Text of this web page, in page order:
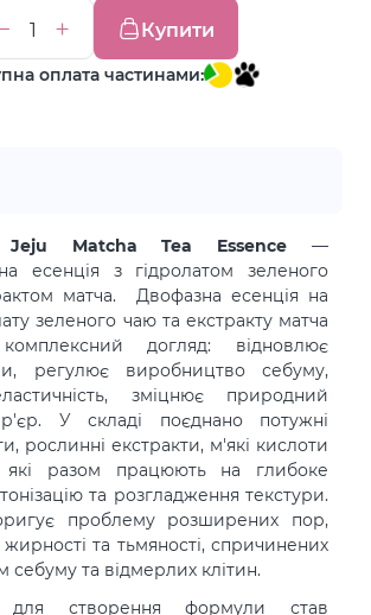
Купити
оплата частинами:
Jeju Matcha Tea Essence —
есенція з гідролатом зеленого
матча. Двофазна есенція на
зеленого чаю та екстракту матча
догляд: відновлює
регулює виробництво себуму,
зміцнює природний
У складі поєднано потужні
рослинні екстракти, м'які кислоти
які разом працюють на глибоке
та розгладження текстури.
проблему розширених пор,
та тьмяності, спричинених
себуму та відмерлих клітин.
для створення формули став